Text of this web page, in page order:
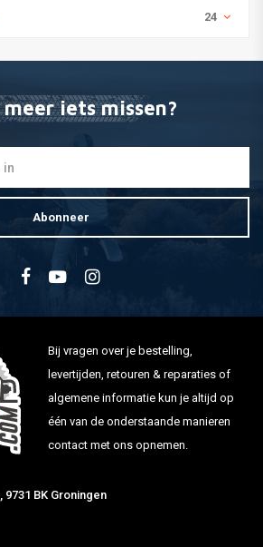
24
iets missen?
Abonneer
Bij vragen over je bestelling,
levertijden, retouren & reparaties of
algemene informatie kun je altijd op
één van de onderstaande manieren
contact met ons opnemen.
BK Groningen